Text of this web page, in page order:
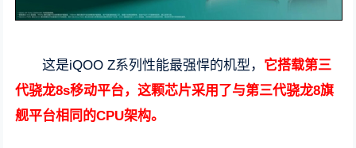
这是iQOO Z系列性能最强悍的机型， 它搭载第三
代骁龙8s移动平台，这颗芯片采用了与第三代骁龙8旗
舰平台相同的CPU架构。